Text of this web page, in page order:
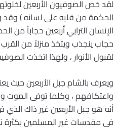
لقد خص الصوفيون الأربعين
الإنسان الترابي أربعين حجاباً
حجاب ينجذب ويتخذ منزلاً من
لقبول الأنوار ، ولهذا اتخذت
ويعرف بالشام جبل الأربعين حيث
واعتكافهم ، وكلما توفى الموت
أنه هو جبل الأربعين غير ذاك